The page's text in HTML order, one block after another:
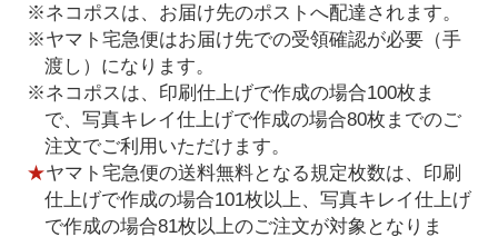
※ネコポスは、お届け先のポストへ配達されます。
※ヤマト宅急便はお届け先での受領確認が必要（手
渡し）になります。
※ネコポスは、印刷仕上げで作成の場合100枚ま
で、写真キレイ仕上げで作成の場合80枚までのご
注文でご利用いただけます。
★ヤマト宅急便の送料無料となる規定枚数は、印刷
仕上げで作成の場合101枚以上、写真キレイ仕上げ
で作成の場合81枚以上のご注文が対象となりま